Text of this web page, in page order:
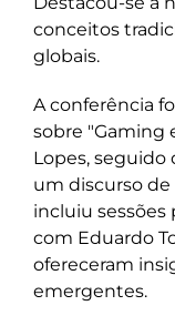
conceitos
globais.
A conferência
sobre "Gaming
Lopes, seguido
um discurso de
incluiu sessões
com Eduardo
ofereceram
emergentes.